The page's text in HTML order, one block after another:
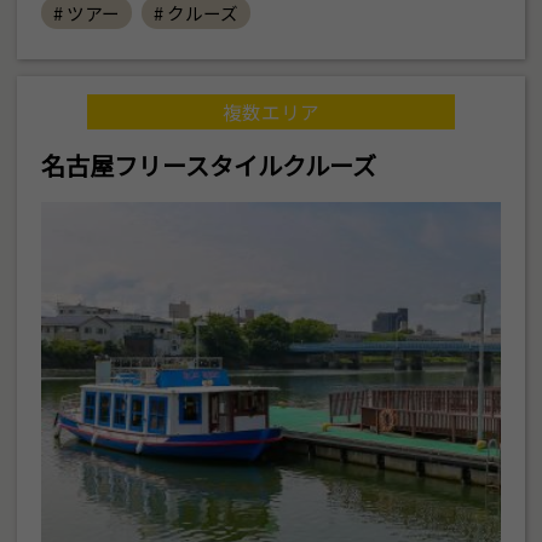
# ツアー # クルーズ
複数エリア
名古屋フリースタイルクルーズ